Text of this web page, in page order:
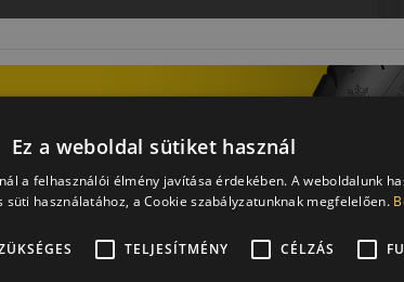
Azoknak ideális, akik biztonságos és
amely kiegyensúlyozott teljesítményt kínál
a rövid nedves fékút és a stabil havas
Ez a weboldal sütiket használ
a felhasználói élmény javítása érdekében. A weboldalunk
süti használatához, a Cookie szabályzatunknak megfelelően.
TELJESÍTMÉNY CÉLZÁS